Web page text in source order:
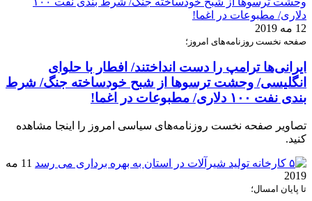
12 مه 2019
صفحه نخست روزنامه‌های امروز؛
ایرانی‌ها ترامپ را دست انداختند/ افطار با حلوای
انگلیسی/ وحشت ترسو‌ها از شبح خودساخته جنگ/ شرط
بندی نفت ۱۰۰ دلاری/ مطبوعات در اغما!
تصاویر صفحه نخست روزنامه‌های سیاسی امروز را اینجا مشاهده
کنید.
11 مه
2019
تا پایان امسال؛